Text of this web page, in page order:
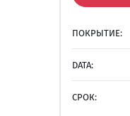
ПОКРЫТИЕ:
DATA:
СРОК: